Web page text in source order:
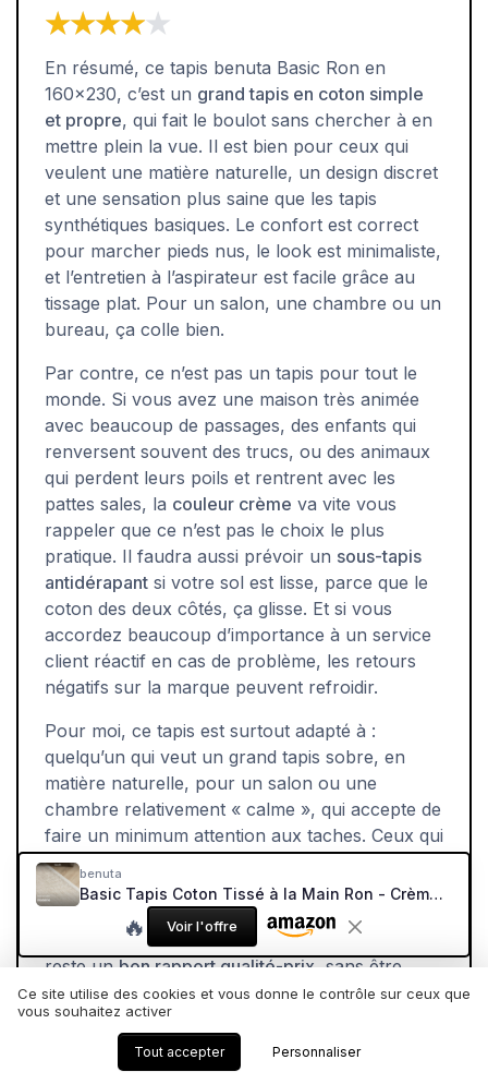
★★★★★
★★★★★
En résumé, ce tapis benuta Basic Ron en
160x230, c’est un grand tapis en coton simple
et propre, qui fait le boulot sans chercher à en
mettre plein la vue. Il est bien pour ceux qui
veulent une matière naturelle, un design discret
et une sensation plus saine que les tapis
synthétiques basiques. Le confort est correct
pour marcher pieds nus, le look est minimaliste,
et l’entretien à l’aspirateur est facile grâce au
tissage plat. Pour un salon, une chambre ou un
bureau, ça colle bien.
Par contre, ce n’est pas un tapis pour tout le
monde. Si vous avez une maison très animée
avec beaucoup de passages, des enfants qui
renversent souvent des trucs, ou des animaux
qui perdent leurs poils et rentrent avec les
pattes sales, la couleur crème va vite vous
rappeler que ce n’est pas le choix le plus
pratique. Il faudra aussi prévoir un sous-tapis
antidérapant si votre sol est lisse, parce que le
coton des deux côtés, ça glisse. Et si vous
accordez beaucoup d’importance à un service
client réactif en cas de problème, les retours
négatifs sur la marque peuvent refroidir.
Pour moi, ce tapis est surtout adapté à :
quelqu’un qui veut un grand tapis sobre, en
matière naturelle, pour un salon ou une
chambre relativement « calme », qui accepte de
faire un minimum attention aux taches. Ceux qui
veulent un tapis ultra-moelleux, zéro entretien
et blindé contre tout (vin, boue, animaux) ont
intérêt à regarder ailleurs, plutôt du côté des
tapis synthétiques foncés. Dans sa catégorie, ça
reste unbon rapport qualité-prix, sans être
parfait.
benuta
Basic Tapis Coton Tissé à la Main Ron - Crème 160x230 cm - 100% Naturel - Style: Laine, Uni, Minimaliste - Entretien Facile pour Salon, Chambre, Bureau, Couloir 160 x 230 cm (Rectangulaire) Crème
🔥 Voir l'offre
Ce site utilise des cookies et vous donne le contrôle sur ceux que
vous souhaitez activer
Tout accepter Personnaliser